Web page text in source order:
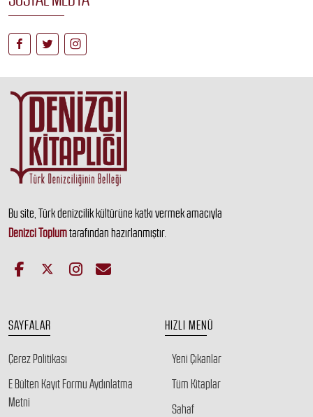
Bu site, Türk denizcilik kültürüne katkı vermek amacıyla
Denizci Toplumtarafından hazırlanmıştır.
SAYFALAR
Çerez Politikası
E Bülten Kayıt Formu Aydınlatma
Metni
HIZLI MENÜ
Yeni Çıkanlar
Tüm Kitaplar
Sahaf